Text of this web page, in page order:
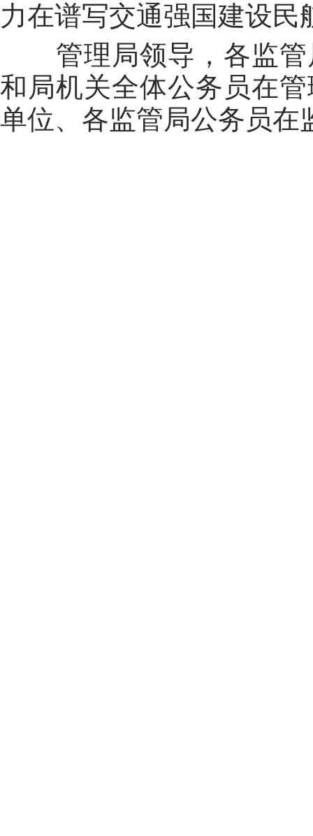
力在谱写交通强国建设
管理局领导，各监管
和局机关全体公务员在
单位、各监管局公务员在